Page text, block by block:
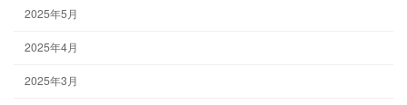
2025年5月
2025年4月
2025年3月